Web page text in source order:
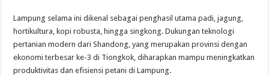
Lampung selama ini dikenal sebagai penghasil utama padi, jagung,
hortikultura, kopi robusta, hingga singkong. Dukungan teknologi
pertanian modern dari Shandong, yang merupakan provinsi dengan
ekonomi terbesar ke-3 di Tiongkok, diharapkan mampu meningkatkan
produktivitas dan efisiensi petani di Lampung.